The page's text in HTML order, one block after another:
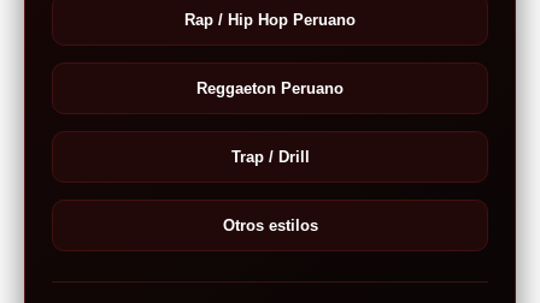
Rap / Hip Hop Peruano
Reggaeton Peruano
Trap / Drill
Otros estilos